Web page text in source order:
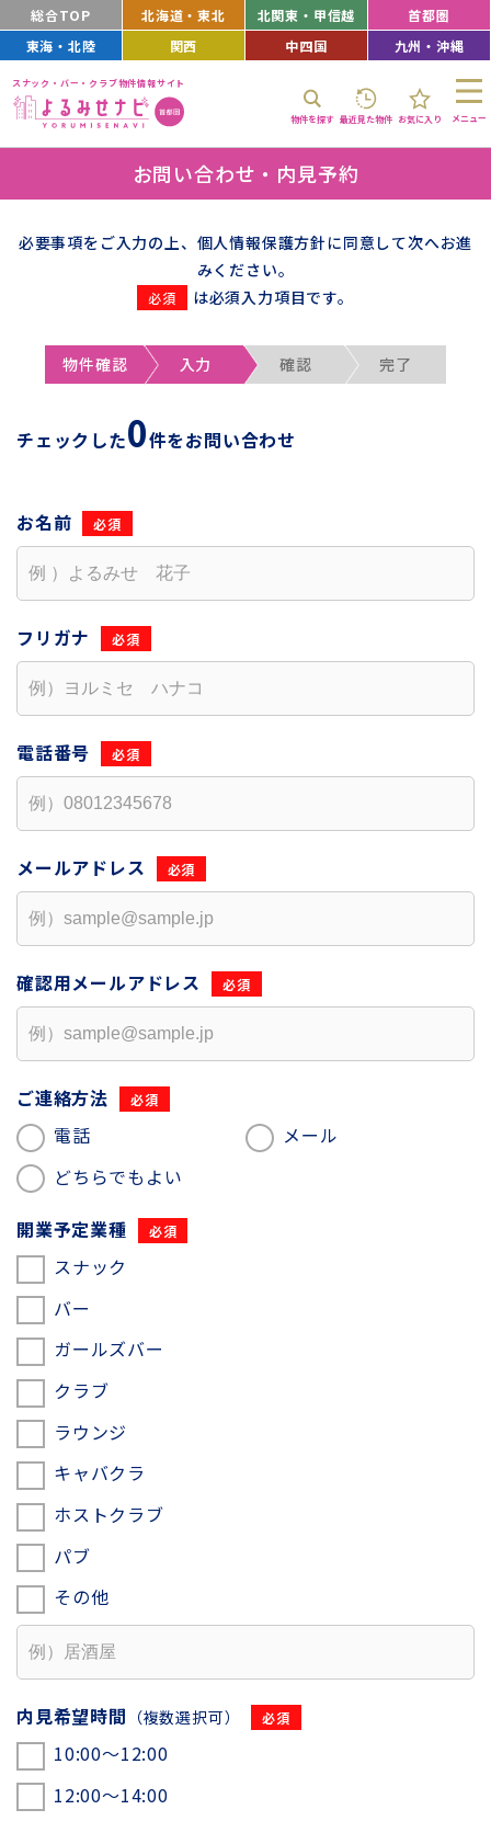
総合TOP 北海道・東北 北関東・甲信越
首都圏
東海・北陸
関西 中四国 九州・沖縄
スナック・バー・クラブ物件情報サイト
物件を探す 最近見た物件 お気に入り メニュー
お問い合わせ・内見予約
必要事項をご入力の上、個人情報保護方針に同意して次へお進
みください。
は必須入力項目です。
物件確認 入力 確認 完了
チェックした0件をお問い合わせ
お名前
フリガナ
電話番号
メールアドレス
確認用メールアドレス
ご連絡方法
電話
メール
どちらでもよい
開業予定業種
スナック
バー
ガールズバー
クラブ
ラウンジ
キャバクラ
ホストクラブ
パブ
その他
内見希望時間 （複数選択可）
10:00〜12:00
12:00〜14:00